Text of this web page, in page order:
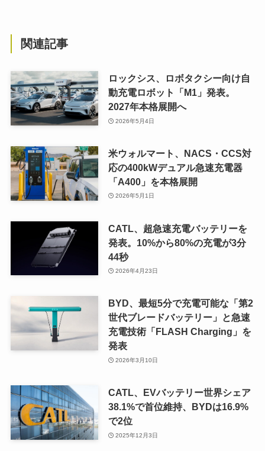
関連記事
ロックシス、ロボタクシー向け自
動充電ロボット「M1」発表。
2027年本格展開へ
2026年5月4日
米ウォルマート、NACS・CCS対
応の400kWデュアル急速充電器
「A400」を本格展開
2026年5月1日
CATL、超急速充電バッテリーを
発表。10%から80%の充電が3分
44秒
2026年4月23日
BYD、最短5分で充電可能な「第2
世代ブレードバッテリー」と急速
充電技術「FLASH Charging」を
発表
2026年3月10日
CATL、EVバッテリー世界シェア
38.1%で首位維持、BYDは16.9%
で2位
2025年12月3日